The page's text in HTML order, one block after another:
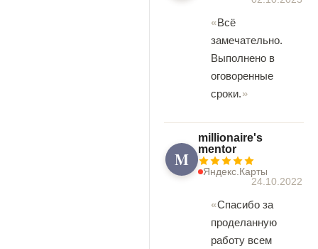
Всё
замечательно.
Выполнено в
оговоренные
сроки.
M
millionaire's
mentor
Яндекс.Карты
24.10.2022
Спасибо за
проделанную
работу всем